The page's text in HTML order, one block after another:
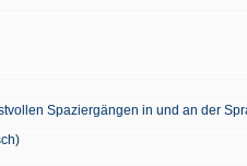
Spaziergängen in und an der